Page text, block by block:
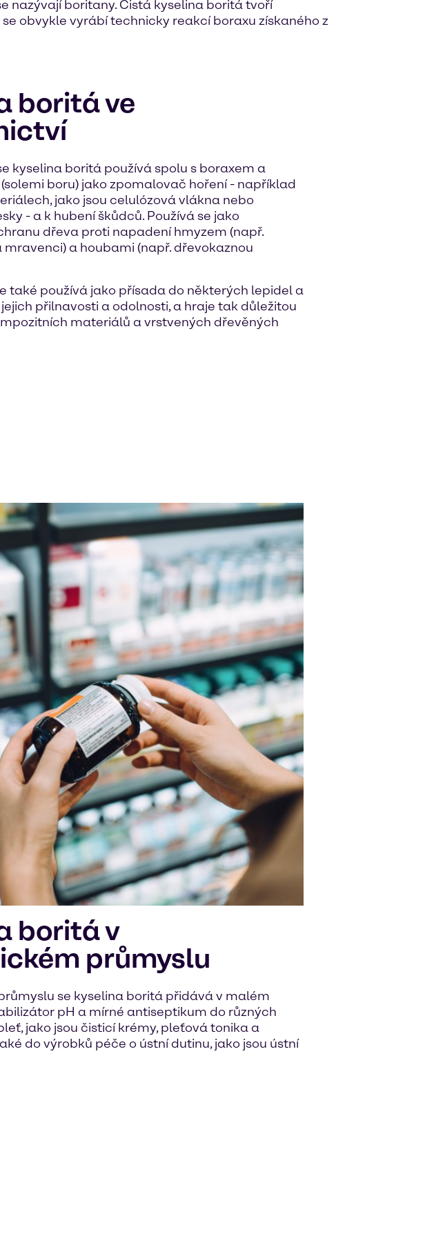
nazývají boritany. Čistá kyselina boritá tvoří
obvykle vyrábí technicky reakcí boraxu získaného z
boritá ve
kyselina boritá používá spolu s boraxem a
boru) jako zpomalovač hoření - například
jako jsou celulózová vlákna nebo
- a k hubení škůdců. Používá se jako
dřeva proti napadení hmyzem (např.
a houbami (např. dřevokaznou
také používá jako přísada do některých lepidel a
přilnavosti a odolnosti, a hraje tak důležitou
materiálů a vrstvených dřevěných
boritá v
průmyslu
se kyselina boritá přidává v malém
pH a mírné antiseptikum do různých
jako jsou čisticí krémy, pleťová tonika a
do výrobků péče o ústní dutinu, jako jsou ústní